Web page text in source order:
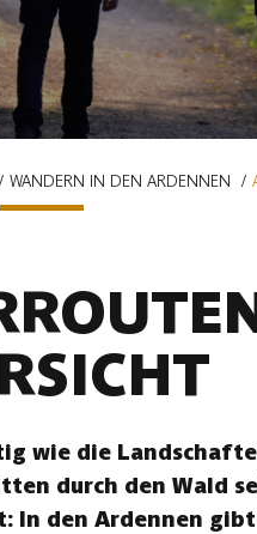
WANDERN IN DEN ARDENNEN
wie die
durch den Wald
In den Ardennen